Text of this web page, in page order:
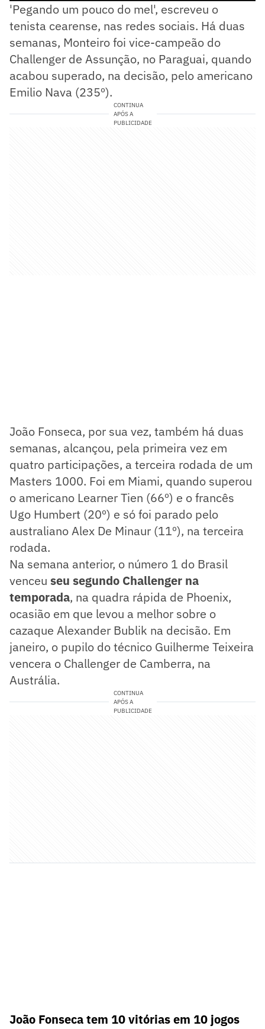
'Pegando um pouco do mel', escreveu o
tenista cearense, nas redes sociais. Há duas
semanas, Monteiro foi vice-campeão do
Challenger de Assunção, no Paraguai, quando
acabou superado, na decisão, pelo americano
Emilio Nava (235º).
CONTINUA
APÓS A
PUBLICIDADE
João Fonseca, por sua vez, também há duas
semanas, alcançou, pela primeira vez em
quatro participações, a terceira rodada de um
Masters 1000. Foi em Miami, quando superou
o americano Learner Tien (66º) e o francês
Ugo Humbert (20º) e só foi parado pelo
australiano Alex De Minaur (11º), na terceira
rodada.
Na semana anterior, o número 1 do Brasil
venceu seu segundo Challenger na
temporada, na quadra rápida de Phoenix,
ocasião em que levou a melhor sobre o
cazaque Alexander Bublik na decisão. Em
janeiro, o pupilo do técnico Guilherme Teixeira
vencera o Challenger de Camberra, na
Austrália.
CONTINUA
APÓS A
PUBLICIDADE
João Fonseca tem 10 vitórias em 10 jogos